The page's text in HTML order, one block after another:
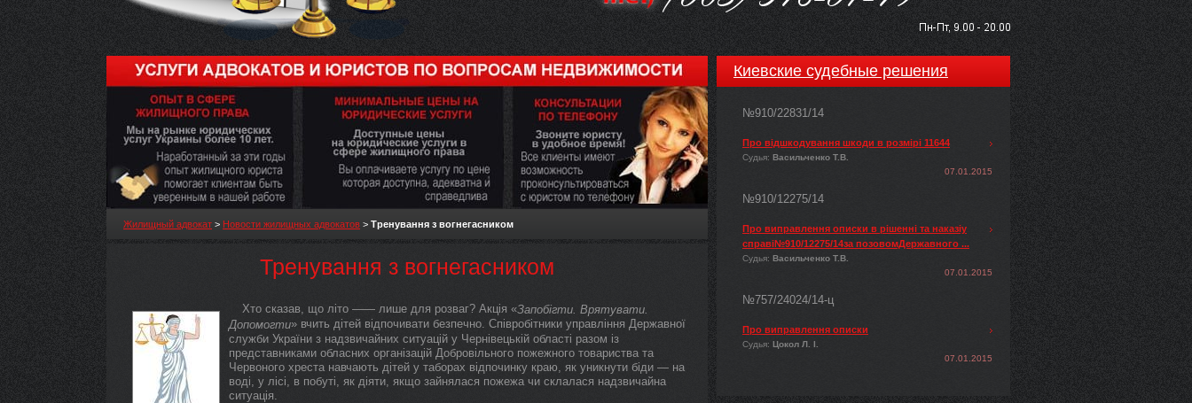
Жилищный адвокат > Новости жилищных адвокатов > Тренування з вогнегасником
Тренування з вогнегасником
Хто сказав, що літо —— лише для розваг? Акція «Запобігти. Врятувати.
Допомогти» вчить дітей відпочивати безпечно. Співробітники управління Державної
служби України з надзвичайних ситуацій у Чернівецькій області разом із
представниками обласних організацій Добровільного пожежного товариства та
Червоного хреста навчають дітей у таборах відпочинку краю, як уникнути біди — на
воді, у лісі, в побуті, як діяти, якщо зайнялася пожежа чи склалася надзвичайна
ситуація.
Киевские судебные решения
№910/22831/14
Про відшкодування шкоди в розмірі 11644
Судья: Васильченко Т.В.
07.01.2015
№910/12275/14
Про виправлення описки в рішенні та наказіу
справі№910/12275/14за позовомДержавного ...
Судья: Васильченко Т.В.
07.01.2015
№757/24024/14-ц
Про виправлення описки
Судья: Цокол Л. І.
07.01.2015